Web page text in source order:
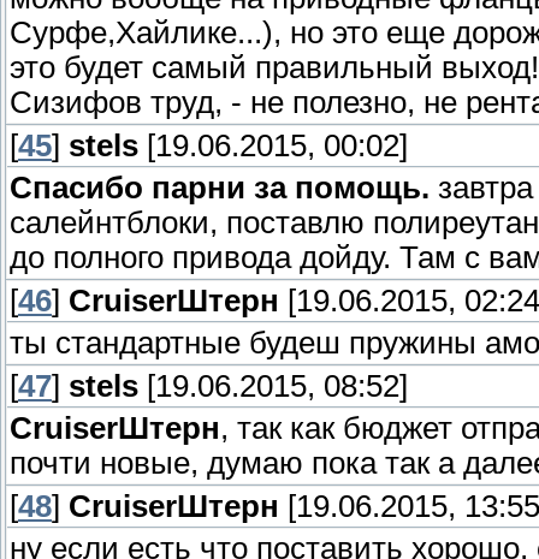
Сурфе,Хайлике...), но это еще
это будет самый правильный
Сизифов труд, - не полезно, не
[45] stels [19.06.2015, 00:02]
Спасибо парни за помощь.
салейнтблоки, поставлю
до полного привода дойду. Там с
[46] СruiserШтерн [19.06.2015,
ты стандартные будеш пружины
[47] stels [19.06.2015, 08:52]
СruiserШтерн, так как бюджет
почти новые, думаю пока так а
[48] СruiserШтерн [19.06.2015,
ну если есть что поставить